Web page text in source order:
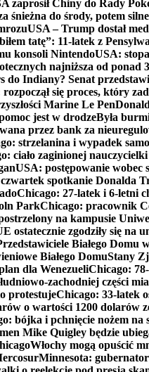
zaprosił Chiny do Rady
śnieżna do środy, potem
USA – Trump dostał
tatę”: 11-latek z
konsoli NintendoUSA:
najniższa od ponad
do Indiany? Senat
się proces, który
Marine Le Pen
jest w drodzeByła
przez bank za
strzelanina i wypadek
ciało zaginionej
USA: postępowanie wobec
spotkanie Donalda
Chicago: 27-latek i 6-letni
ParkChicago: pracownik
na kampusie
ostatecznie zgodziły się na
Białego Domu
Białego DomuStany
dla WenezueliChicago:
zachodniej części
protestujeChicago: 33-latek
o wartości 1200 dolarów
bójka i pchnięcie nożem na
Mike Quigley będzie
Włochy mogą opuścić
Minnesota: